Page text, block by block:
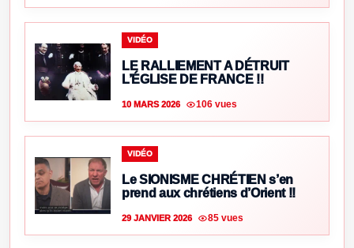
VIDÉO
LE RALLIEMENT A DÉTRUIT
L’ÉGLISE DE FRANCE !!
10 MARS 2026 106 vues
VIDÉO
Le SIONISME CHRÉTIEN s’en
prend aux chrétiens d’Orient !!
29 JANVIER 2026 85 vues